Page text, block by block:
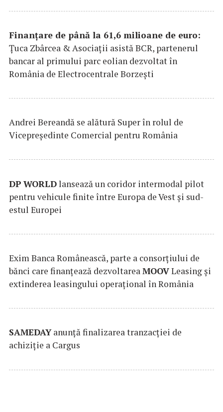
Finanțare de până la 61,6 milioane de euro:
Țuca Zbârcea & Asociații asistă BCR, partenerul
bancar al primului parc eolian dezvoltat în
România de Electrocentrale Borzești
Andrei Bereandă se alătură Super în rolul de
Vicepreședinte Comercial pentru România
DP WORLDlansează un coridor intermodal pilot
pentru vehicule finite între Europa de Vest și sud-
estul Europei
Exim Banca Românească, parte a consorțiului de
bănci care finanțează dezvoltareaMOOVLeasing și
extinderea leasingului operațional în România
SAMEDAYanunță finalizarea tranzacției de
achiziție a Cargus